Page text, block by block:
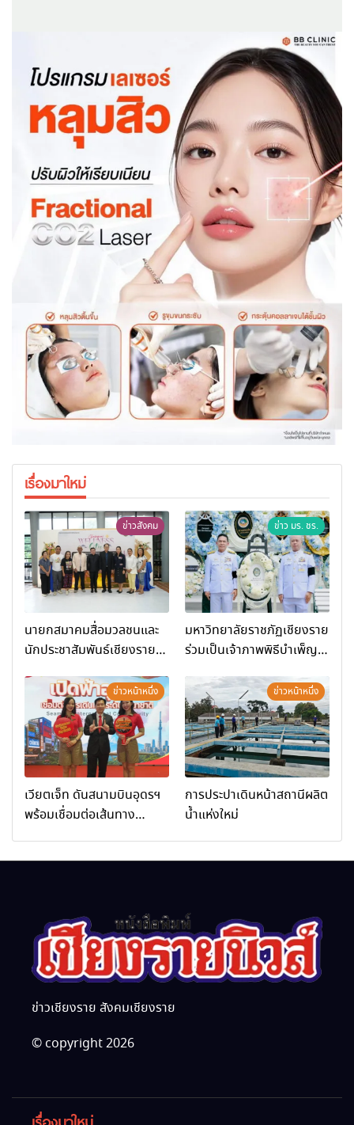
เรื่องมาใหม่
ข่าวสังคม
นายกสมาคมสื่อมวลชนและ
นักประชาสัมพันธ์เชียงราย
การท่องเที่ยวและกีฬาจังหวัด
เชียงราย จัดกิจกรรมอบรม
“การพัฒนาศักยภาพผู้
ประกอบการและเครือข่าย
ธุรกิจ Wellness สู่การ
เติบโตอย่างยั่งยืน (Chiang
Rai Wellness Business
ข่าว มร. ชร.
มหาวิทยาลัยราชภัฏเชียงราย
ร่วมเป็นเจ้าภาพพิธีบำเพ็ญ
มหากรุณาธิคุณ
ข่าวหน้าหนึ่ง
เวียตเจ็ท ดันสนามบินอุดรฯ
พร้อมเชื่อมต่อเส้นทาง
ข่าวหน้าหนึ่ง
การประปาเดินหน้าสถานีผลิต
น้ำแห่งใหม่
ข่าวเชียงราย สังคมเชียงราย
© copyright 2026